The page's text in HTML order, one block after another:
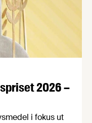
2026 –
i fokus ut